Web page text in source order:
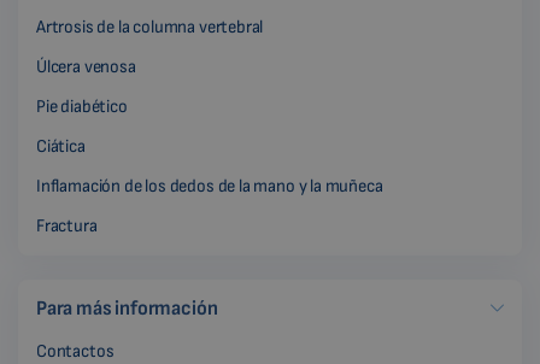
Artrosis de la columna vertebral
Úlcera venosa
Pie diabético
Ciática
Inflamación de los dedos de la mano y la muñeca
Fractura
Para más información
Contactos